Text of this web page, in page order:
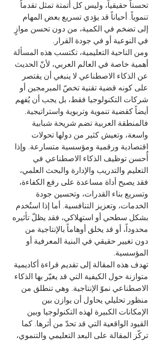
تحسناً حقيقياً، وليس كل أتمتة تمثل تقدماً
تنموياً. أحياناً قد يؤدي تسريع بعض المهام
إلى تضخم في الكمية، من دون تحسن موازٍ
في النوعية أو في جودة القرار.
ومن الناحية التعليمية، تكتسب هذه المسألة
أهمية خاصة في العالم العربي، لأنّ الحديث
عن الذكاء الاصطناعي لا ينبغي أن يقتصر
على كونه قضية تقنية تخصّ المبرمجين أو
شركات التكنولوجيا فقط، بل يجب أن يُفهم
أيضاً كقضية تنموية وتربوية واستراتيجية.
فالمنطقة العربية تضم شريحة شبابية
واسعة، وتعيش كثير من دولها تحولات
اقتصادية ورقمية ومؤسسية متسارعة. وإذا
أُحسن توظيف الذكاء الاصطناعي في
التعليم والتدريب والإدارة والبحث العلمي،
فقد يصبح أداة مساعدة على رفع الكفاءة،
وتسريع بناء القدرات، وتحسين جودة
الخدمات، وتعزيز التنافسية. أما إذا استُخدم
بشكل سطحي أو استهلاكي، فقد يظلّ تأثيره
محدوداً، أو قد يخلق أوهاماً بالإنتاجية من
دون تغيير حقيقي في البنية المعرفية أو
المؤسسية.
تهدف هذه المقالة إلى تقديم قراءة أكاديمية
متوازنة حول الكيفية التي قد يغيّر بها الذكاء
الاصطناعي نموّ الإنتاجية. وهي تنطلق من
منظور تحليلي يحاول أن يوازن بين
الإمكانات الكبيرة لهذه التكنولوجيا وبين
القيود الواقعية التي قد تحدّ من أثرها. كما
تركّز المقالة على البعد التعليمي والتنموي،